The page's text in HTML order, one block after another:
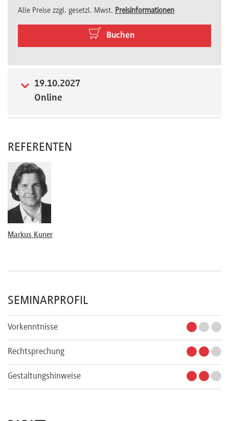
Preisvorteile
FAQ
Newsletter
Alle Preise zzgl. gesetzl. Mwst. Preisinformationen
Buchen
19.10.2027
Online
REFERENTEN
Markus Kuner
SEMINARPROFIL
Vorkenntnisse
Rechtsprechung
Gestaltungshinweise